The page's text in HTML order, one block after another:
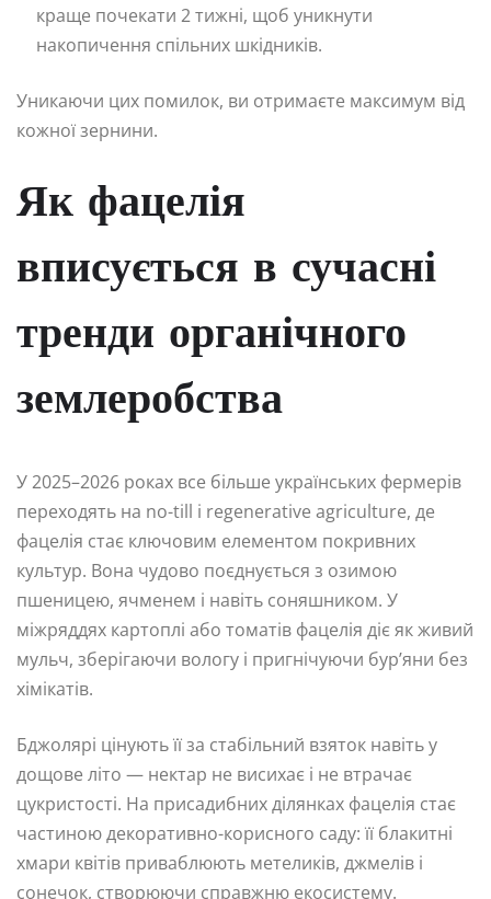
краще почекати 2 тижні, щоб уникнути
накопичення спільних шкідників.
Уникаючи цих помилок, ви отримаєте максимум від
кожної зернини.
Як фацелія
вписується в сучасні
тренди органічного
землеробства
У 2025–2026 роках все більше українських фермерів
переходять на no-till і regenerative agriculture, де
фацелія стає ключовим елементом покривних
культур. Вона чудово поєднується з озимою
пшеницею, ячменем і навіть соняшником. У
міжряддях картоплі або томатів фацелія діє як живий
мульч, зберігаючи вологу і пригнічуючи бур’яни без
хімікатів.
Бджолярі цінують її за стабільний взяток навіть у
дощове літо — нектар не висихає і не втрачає
цукристості. На присадибних ділянках фацелія стає
частиною декоративно-корисного саду: її блакитні
хмари квітів приваблюють метеликів, джмелів і
сонечок, створюючи справжню екосистему.